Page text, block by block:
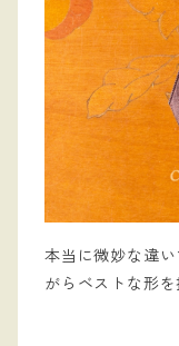
本当に微妙な違
がらベストな形